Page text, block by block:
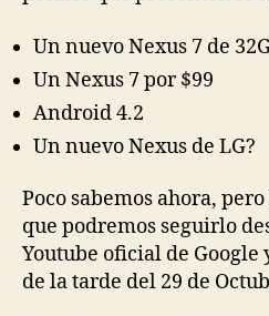
Un nuevo Nexus 7 de
Un Nexus 7 por $99
Android 4.2
Un nuevo Nexus de LG?
Poco sabemos ahora,
que podremos seguirlo
Youtube oficial de Google
de la tarde del 29 de